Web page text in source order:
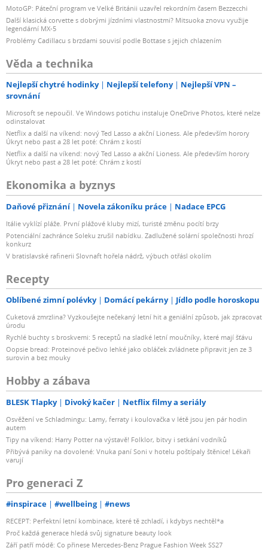
MotoGP: Páteční program ve Velké Británii uzavřel rekordním časem Bezzecchi
Další klasická corvette s dobrými jízdními vlastnostmi? Mitsuoka znovu využije
legendární MX-5
Problémy Cadillacu s brzdami souvisí podle Bottase s jejich chlazením
Věda a technika
Nejlepší chytré hodinky Nejlepší telefony
Nejlepší VPN –
srovnání
Microsoft se nepoučil. Ve Windows potichu instaluje OneDrive Photos, které nelze
odinstalovat
Netflix a další na víkend: nový Ted Lasso a akční Lioness. Ale především horory
Úkryt nebo past a 28 let poté: Chrám z kostí
Netflix a další na víkend: nový Ted Lasso a akční Lioness. Ale především horory
Úkryt nebo past a 28 let poté: Chrám z kostí
Ekonomika a byznys
Daňové přiznání Novela zákoníku práce Nadace EPCG
Itálie vyklízí pláže. První plážové kluby mizí, turisté změnu pocítí brzy
Potenciální zachránce Soleku zrušil nabídku. Zadlužené solární společnosti hrozí
konkurz
V bratislavské rafinerii Slovnaft hořela nádrž, výbuch otřásl okolím
Recepty
Oblíbené zimní polévky Domácí pekárny Jídlo podle horoskopu
Cuketová zmrzlina? Vyzkoušejte nečekaný letní hit a geniální způsob, jak zpracovat
úrodu
Rychlé buchty s broskvemi: 5 receptů na sladké letní moučníky, které mají šťávu
Oopsie bread: Proteinové pečivo lehké jako obláček zvládnete připravit jen ze 3
surovin a bez mouky
Hobby a zábava
BLESK Tlapky Divoký kačer Netflix filmy a seriály
Osvěžení ve Schladmingu: Lamy, ferraty i koulovačka v létě jsou jen pár hodin
autem
Tipy na víkend: Harry Potter na výstavě! Folklor, bitvy i setkání vodníků
Přibývá paniky na dovolené: Vnuka paní Soni v hotelu poštípaly štěnice! Lékaři
varují
Pro generaci Z
#inspirace #wellbeing #news
RECEPT: Perfektní letní kombinace, které tě zchladí, i kdybys nechtěl*a
Proč každá generace hledá svůj signature beauty look
Září patří módě: Co přinese Mercedes-Benz Prague Fashion Week SS27